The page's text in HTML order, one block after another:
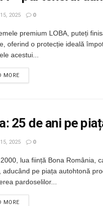
2025 0
premium LOBA, puteți
oferind o protecție ideală
acestui...
MOREDETAILS
25 de ani pe
2025 0
lua ființă Bona România,
aducând pe piața autohtonă
pardoselilor...
MOREDETAILS